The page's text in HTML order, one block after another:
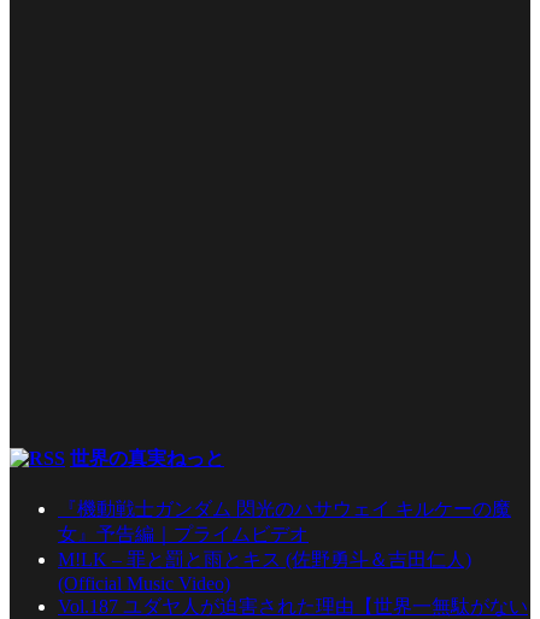
世界の真実ねっと
『機動戦士ガンダム 閃光のハサウェイ キルケーの魔
女』予告編｜プライムビデオ
M!LK – 罪と罰と雨とキス (佐野勇斗＆吉田仁人)
(Official Music Video)
Vol.187 ユダヤ人が迫害された理由【世界一無駄がない